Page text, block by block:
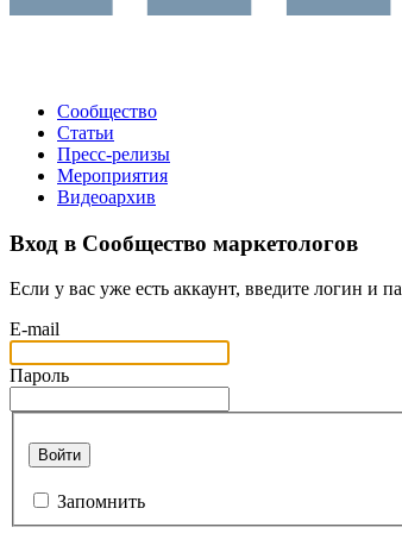
Сообщество
Статьи
Пресс-релизы
Мероприятия
Видеоархив
Вход в Сообщество маркетологов
Если у вас уже есть аккаунт, введите логин и
E-mail
Пароль
Войти
Запомнить